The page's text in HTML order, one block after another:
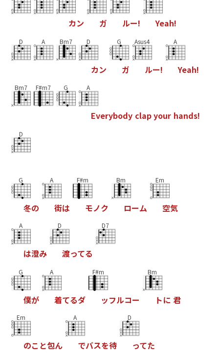
カン ガ ルー! Yeah!
D A Bm7 D
カン
G
ガ
Asus4
ルー!
A
Yeah!
Bm7 F#m7 G A
Everybody clapyour hands!
D
G
冬の
A
街は
F#m
モノク
Bm
ローム
Em
空気
A
は澄み
D
渡ってる
D7
G
僕が
A
着てるダ
F#m
ッフルコー
Bm
トに 君
Em
のこ と包ん
A
でバスを待
D
ってた